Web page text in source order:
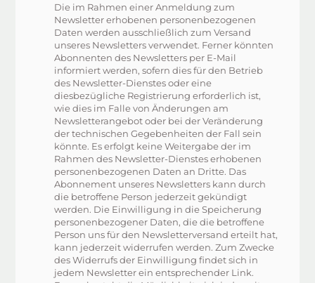
Die im Rahmen einer Anmeldung zum
Newsletter erhobenen personenbezogenen
Daten werden ausschließlich zum Versand
unseres Newsletters verwendet. Ferner könnten
Abonnenten des Newsletters per E-Mail
informiert werden, sofern dies für den Betrieb
des Newsletter-Dienstes oder eine
diesbezügliche Registrierung erforderlich ist,
wie dies im Falle von Änderungen am
Newsletterangebot oder bei der Veränderung
der technischen Gegebenheiten der Fall sein
könnte. Es erfolgt keine Weitergabe der im
Rahmen des Newsletter-Dienstes erhobenen
personenbezogenen Daten an Dritte. Das
Abonnement unseres Newsletters kann durch
die betroffene Person jederzeit gekündigt
werden. Die Einwilligung in die Speicherung
personenbezogener Daten, die die betroffene
Person uns für den Newsletterversand erteilt hat,
kann jederzeit widerrufen werden. Zum Zwecke
des Widerrufs der Einwilligung findet sich in
jedem Newsletter ein entsprechender Link.